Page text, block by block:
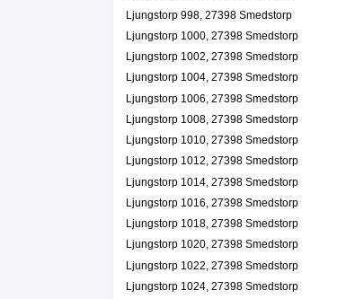
Ljungstorp 998, 27398 Smedstorp
Ljungstorp 1000, 27398 Smedstorp
Ljungstorp 1002, 27398 Smedstorp
Ljungstorp 1004, 27398 Smedstorp
Ljungstorp 1006, 27398 Smedstorp
Ljungstorp 1008, 27398 Smedstorp
Ljungstorp 1010, 27398 Smedstorp
Ljungstorp 1012, 27398 Smedstorp
Ljungstorp 1014, 27398 Smedstorp
Ljungstorp 1016, 27398 Smedstorp
Ljungstorp 1018, 27398 Smedstorp
Ljungstorp 1020, 27398 Smedstorp
Ljungstorp 1022, 27398 Smedstorp
Ljungstorp 1024, 27398 Smedstorp